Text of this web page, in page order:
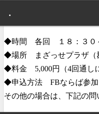
.
◆時間 各回 １８：３０
◆場所 まざっせプラザ（
◆料金 5,000円（4回通し
◆申込方法 FBならば参加
その他の場合は、下記の